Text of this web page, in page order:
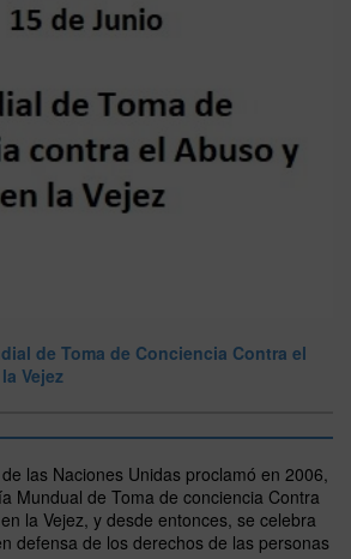
de Toma de Conciencia Contra el
Vejez
las Naciones Unidas proclamó en 2006,
Mundual de Toma de conciencia Contra
la Vejez, y desde entonces, se celebra
defensa de los derechos de las personas